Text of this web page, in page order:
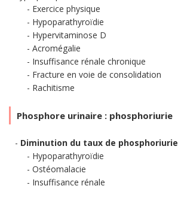
Exercice physique
Hypoparathyroïdie
Hypervitaminose D
Acromégalie
Insuffisance rénale chronique
Fracture en voie de consolidation
Rachitisme
Phosphore urinaire : phosphoriurie
Diminution du taux de phosphoriurie
Hypoparathyroïdie
Ostéomalacie
Insuffisance rénale